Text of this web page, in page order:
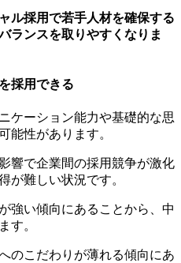
ル採用で若手人材を確保する
ランスを取りやすくなりま
採用できる
ケーション能力や基礎的な思
能性があります。
響で企業間の採用競争が激化
が難しい状況です。
強い傾向にあることから、中
す。
のこだわりが薄れる傾向にあ